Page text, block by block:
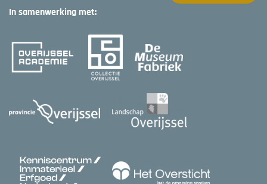
In samenwerking met: